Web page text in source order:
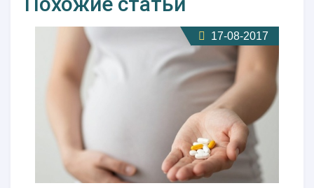
17-08-2017